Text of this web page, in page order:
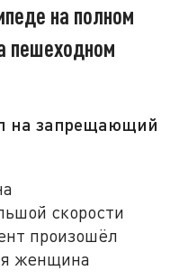
на полном
пешеходном
на запрещающий
скорости
произошёл
женщина